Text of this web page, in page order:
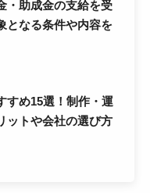
・助成金の支給を受
となる条件や内容を
すめ15選！制作・運
ットや会社の選び方